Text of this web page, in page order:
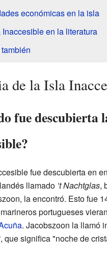
económicas en la isla
Inaccesible en la literatura
de la Isla
fue descubierta
fue descubierta en
llamado ’t Nachtglas,
la encontró. Esto fue
portugueses
. Jacobszoon la llamó
que significa "noche de